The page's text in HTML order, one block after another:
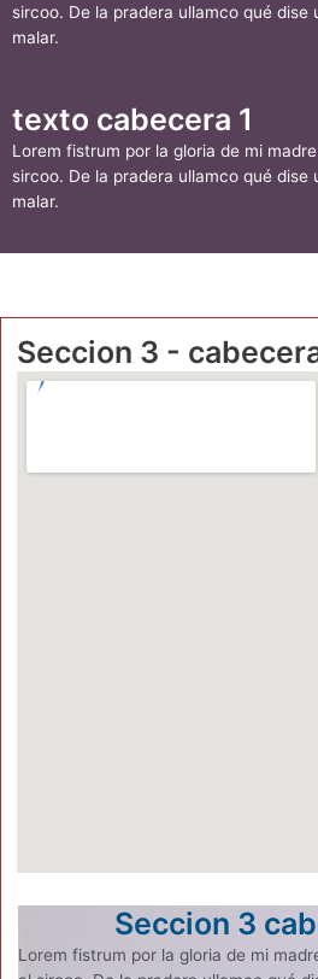
sircoo. De la pradera ullamco qué dise
malar.
texto cabecera 1
Lorem fistrum por la gloria de mi
sircoo. De la pradera ullamco qué dise
malar.
Seccion 3 -
Seccion 3
Lorem fistrum por la gloria de mi